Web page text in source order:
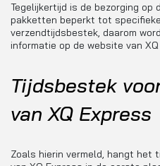
Tegelijkertijd is de bezorging op
pakketten beperkt tot
verzendtijdsbestek, daarom
informatie op de website van
Tijdsbestek
van XQ Express
Zoals hierin vermeld, hangt het